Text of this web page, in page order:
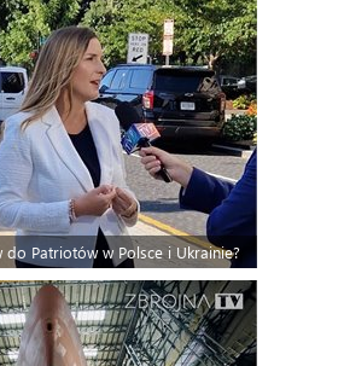
do Patriotów w Polsce i Ukrainie?